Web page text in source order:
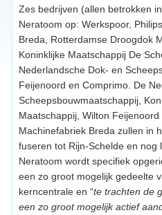
Zes bedrijven (allen betrokken
Neratoom op: Werkspoor,
Breda, Rotterdamse Droogdok
Koninklijke Maatschappij De
Nederlandsche Dok- en
Feijenoord en Comprimo. De
Scheepsbouwmaatschappij,
Maatschappij, Wilton
Machinefabriek Breda zullen in
fuseren tot Rijn-Schelde en nog
Neratoom wordt specifiek
een zo groot mogelijk gedeelte
kerncentrale en “te trachten de
een zo groot mogelijk actief